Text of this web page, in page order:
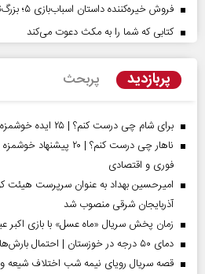
فروش خیره‌کننده داستان اسباب‌بازی ۵؛ بزرگ‌ترین افتتاحیه سال برای پیکسار
کتابی که شما را به مکث دعوت می‌کند
پربازدید پربحث
برای شام چی درست کنم؟ | ۲۵ ایده خوشمزه، ساده و فوری برای شام امشب
ناهار چی درست کنم؟ | ۲۰
فوری و اقتصادی
امیرحسین بهداد به عنوان سرپرست
آذربایجان شرقی منصوب شد
زمان پخش سریال «ماه عسل» با بازی اکبر
دمای ۵۰ درجه در خوزستان | احتمال بارش‌های سیل‌آسا در ۳ استان
قصه سریال رویای نیمه شب اختلاف شیعه